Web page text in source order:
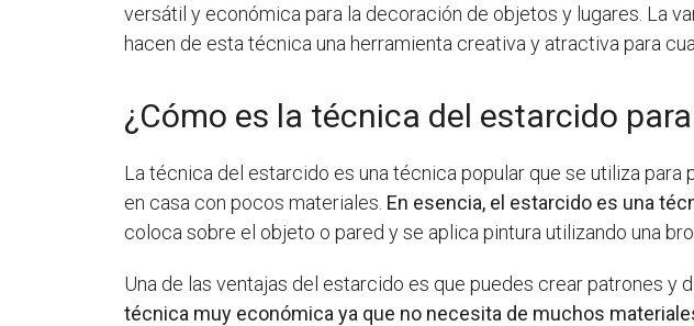
versátil y económica para la decoración de objetos y lugares. La
hacen de esta técnica una herramienta creativa y atractiva para
¿Cómo es la técnica del estarcido
La técnica del estarcido es una técnica popular que se utiliza
en casa con pocos materiales. En esencia, el estarcido es una
coloca sobre el objeto o pared y se aplica pintura utilizando una
Una de las ventajas del estarcido es que puedes crear patrones
técnica muy económica ya que no necesita de muchos